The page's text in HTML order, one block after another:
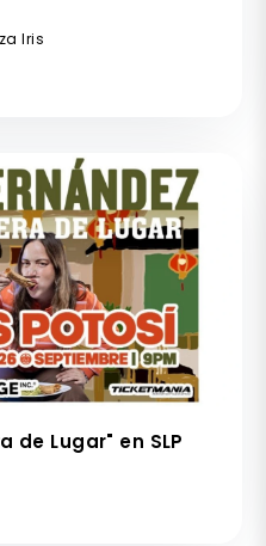
Iris
de Lugar" en SLP